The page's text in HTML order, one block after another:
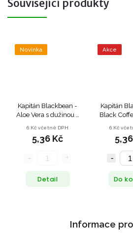
Související produkty
Novinka
Kapitán Blackbean -
Aloe Vera s dužinou -
6 Kč včetně DPH
5,36 Kč
Detail
Akce
Kapitán
Black
6 Kč
Do
Informace